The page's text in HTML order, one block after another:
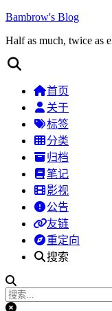
Bambrow's Blog
Half as much, twice as
首页
关于
标签
分类
归档
笔记
影视
公告
友链
重定向
搜索